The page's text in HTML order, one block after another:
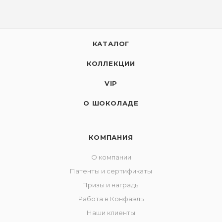
КАТАЛОГ
КОЛЛЕКЦИИ
VIP
О ШОКОЛАДЕ
КОМПАНИЯ
О компании
Патенты и сертификаты
Призы и награды
Работа в Конфаэль
Наши клиенты